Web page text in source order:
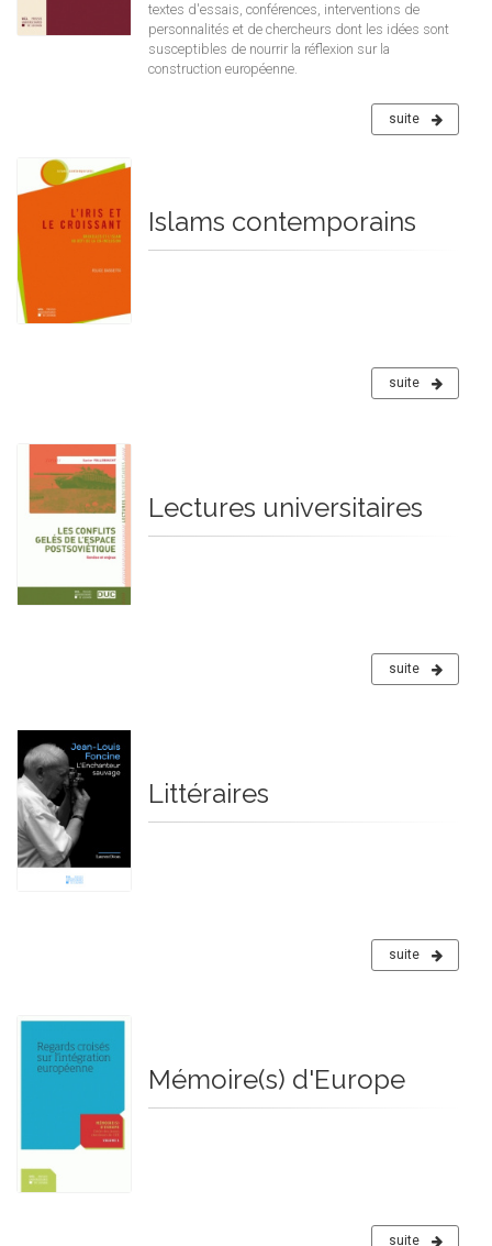
textes d'essais, conférences, interventions de
personnalités et de chercheurs dont les idées sont
susceptibles de nourrir la réflexion sur la
construction européenne.
suite
Islams contemporains
suite
Lectures universitaires
suite
Littéraires
suite
Mémoire(s) d'Europe
suite